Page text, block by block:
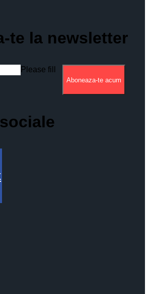
te la newsletter
Please fill
Aboneaza-te acum